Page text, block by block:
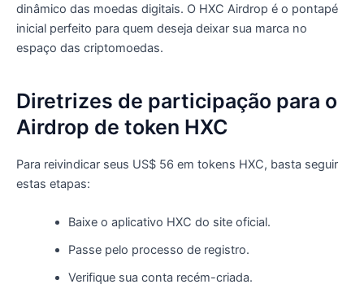
dinâmico das moedas digitais. O HXC Airdrop é o pontapé
inicial perfeito para quem deseja deixar sua marca no
espaço das criptomoedas.
Diretrizes de participação para o
Airdrop de token HXC
Para reivindicar seus US$ 56 em tokens HXC, basta seguir
estas etapas:
Baixe o aplicativo HXC do site oficial.
Passe pelo processo de registro.
Verifique sua conta recém-criada.